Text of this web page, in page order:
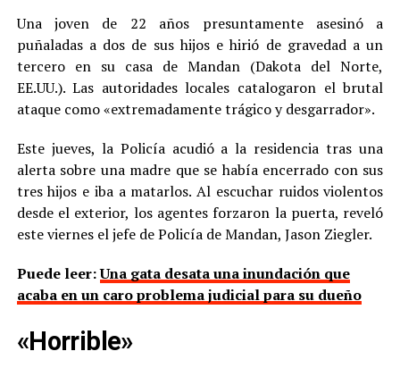
Una joven de 22 años presuntamente asesinó a
puñaladas a dos de sus hijos e hirió de gravedad a un
tercero en su casa de Mandan (Dakota del Norte,
EE.UU.). Las autoridades locales catalogaron el brutal
ataque como «extremadamente trágico y desgarrador».
Este jueves, la Policía acudió a la residencia tras una
alerta sobre una madre que se había encerrado con sus
tres hijos e iba a matarlos. Al escuchar ruidos violentos
desde el exterior, los agentes forzaron la puerta, reveló
este viernes el jefe de Policía de Mandan, Jason Ziegler.
Puede leer:Una gata desata una inundación que
acaba en un caro problema judicial para su dueño
«Horrible»